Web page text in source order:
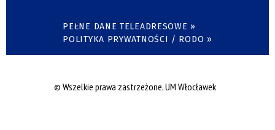
PEŁNE DANE TELEADRESOWE »
POLITYKA PRYWATNOŚCI / RODO »
© Wszelkie prawa zastrzeżone, UM Włocławek